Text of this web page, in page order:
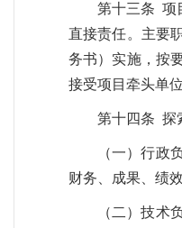
第十三条 项
直接责任。主要
务书）实施，按
接受项目牵头单
第十四条 探
（一）行政
财务、成果、绩
（二）技术